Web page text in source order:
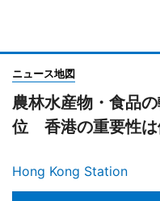
ニュース地図
農林水産物・食品
位 香港の重要性は
Hong Kong Station